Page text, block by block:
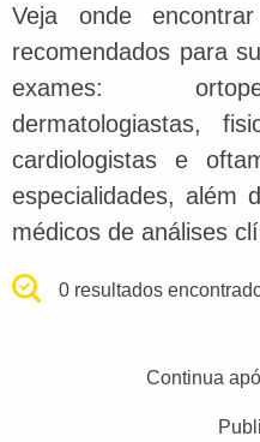
Veja onde
recomendados para
exames:
dermatologiastas,
cardiologistas e
especialidades, além
médicos de análises
0 resultados
Continua